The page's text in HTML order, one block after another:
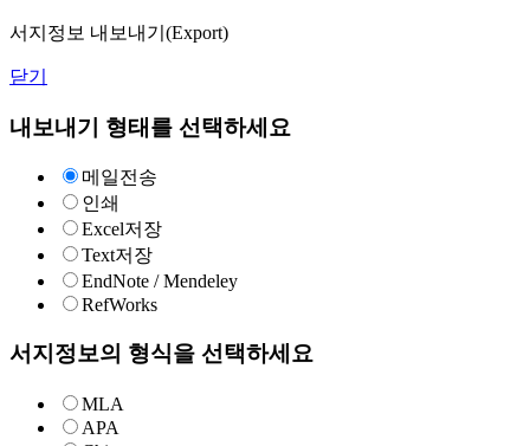
서지정보 내보내기(Export)
닫기
내보내기 형태를 선택하세요
메일전송
인쇄
Excel저장
Text저장
EndNote / Mendeley
RefWorks
서지정보의 형식을 선택하세요
MLA
APA